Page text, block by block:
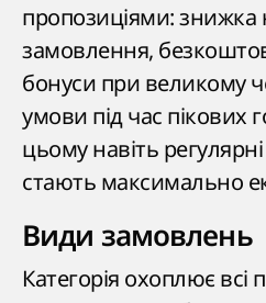
пропозиціями:
замовлення,
бонуси при великому
умови під час пікових
цьому навіть
стають максимально
Види замовлень
Категорія охоплює всі